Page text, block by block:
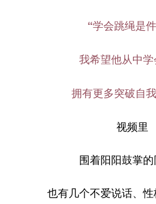
“学会跳绳是
我希望他从中
拥有更多突破自
视频里
围着阳阳鼓掌
也有几个不爱说话、